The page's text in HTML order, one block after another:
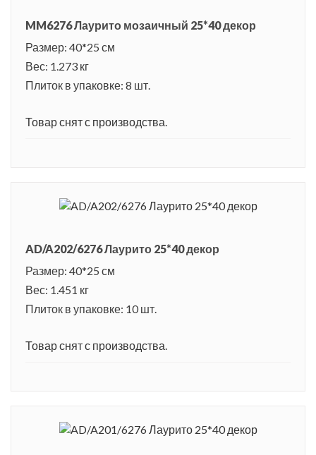
MM6276 Лаурито мозаичный 25*40 декор
Размер: 40*25 см
Вес: 1.273 кг
Плиток в упаковке: 8 шт.
Товар снят с производства.
AD/A202/6276 Лаурито 25*40 декор
Размер: 40*25 см
Вес: 1.451 кг
Плиток в упаковке: 10 шт.
Товар снят с производства.